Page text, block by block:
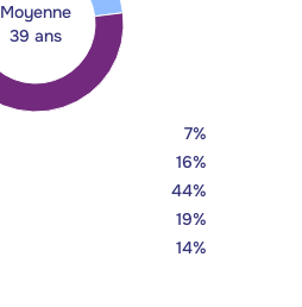
Moyenne
39 ans
7%
16%
44%
19%
14%